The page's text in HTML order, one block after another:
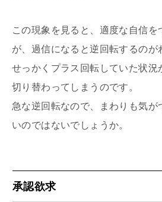
この現象を見ると、適度な自信を
が、過信になると逆回転するのが
せっかくプラス回転していた状況
切り替わってしまうのです。
急な逆回転なので、まわりも気が
いのではないでしょうか。
承認欲求